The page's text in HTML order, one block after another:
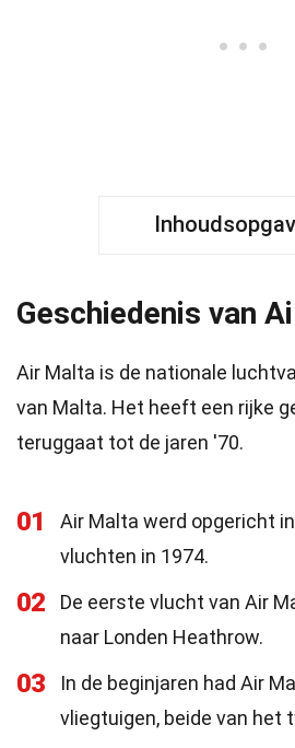
Geschiedenis van
Air Malta is de nationale
van Malta. Het heeft een rijke
teruggaat tot de jaren '70.
01
Air Malta werd opgericht
vluchten in 1974.
02
De eerste vlucht van Air
naar Londen Heathrow.
03
In de beginjaren had Air
vliegtuigen, beide van het